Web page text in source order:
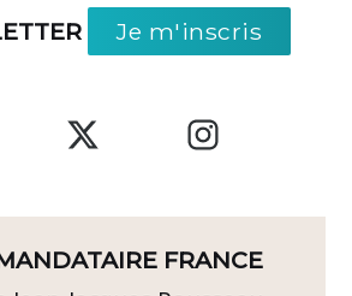
Je m'inscris
FRANCE